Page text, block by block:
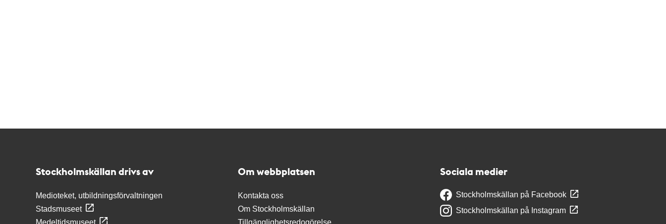
Stockholmskällan drivs av
Medioteket, utbildningsförvaltningen
Stadsmuseet
Medeltidsmuseet
Om webbplatsen
Kontakta oss
Om Stockholmskällan
Tillgänglighetsredogörelse
Sociala medier
Stockholmskällan på Facebook
Stockholmskällan på Instagram